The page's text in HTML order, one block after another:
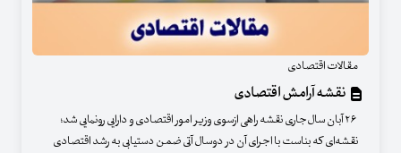
مقالات اقتصادی
نقشه آرامش اقتصادی
۲۶ آبان سال‌جاری نقشه راهی ازسوی وزیر امور اقتصادی و دارایی رونمایی شد؛
نقشه‌ای که بناست با اجرای آن در دوسال آتی ضمن دستیابی به رشد اقتصادی